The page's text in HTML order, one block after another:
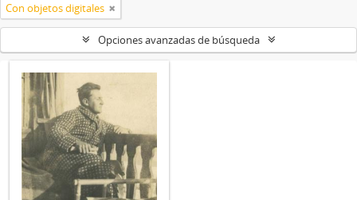
Con objetos digitales
Opciones avanzadas de búsqueda